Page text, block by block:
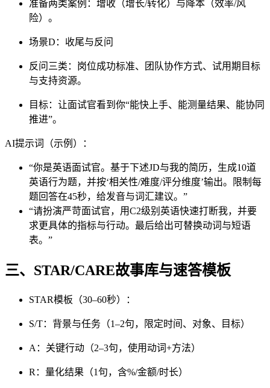
准备两类案例：增收（增长/转化）与降本（效率/风
险）。
场景D：收尾与反问
反问三类：岗位成功标准、团队协作方式、试用期目标
与支持资源。
目标：让面试官看到你“能快上手、能测量结果、能协同
推进”。
AI提示词（示例）：
“你是英语面试官。基于下述JD与我的简历，生成10道
英语行为题，并按‘相关性/难度/评分维度’输出。限制每
题回答在45秒，给发音与词汇建议。”
“请扮演严苛面试官，用C2级别英语快速打断我，并要
求更具体的指标与行动。最后给出可替换动词与短语
表。”
三、STAR/CARE故事库与速答模板
STAR模板（30–60秒）：
S/T：背景与任务（1–2句，限定时间、对象、目标）
A：关键行动（2–3句，使用动词+方法）
R：量化结果（1句，含%/金额/时长）